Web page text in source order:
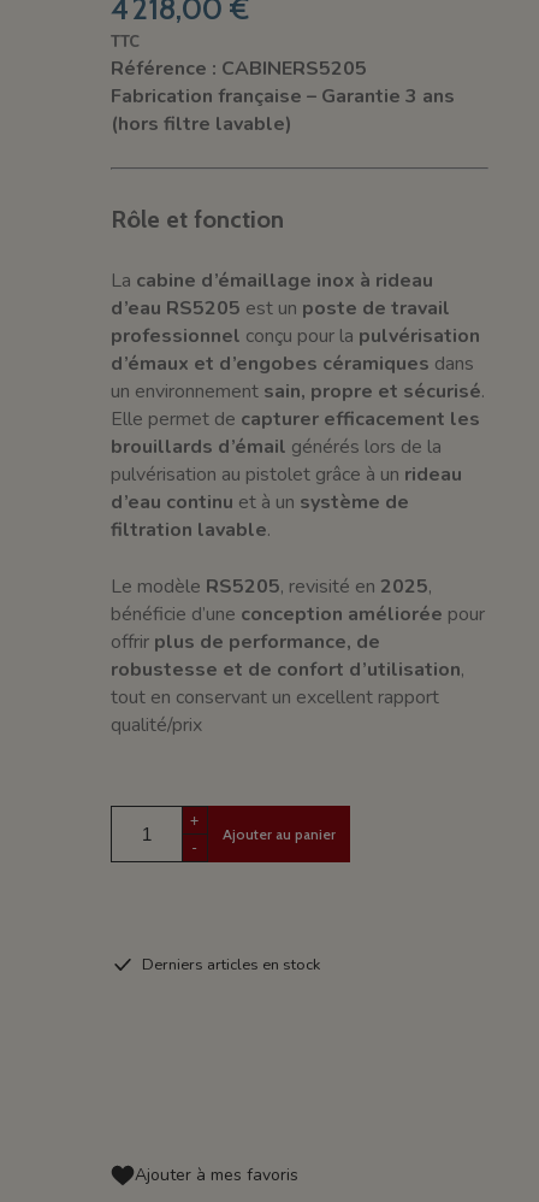
4 218,00 €
TTC
Référence : CABINERS5205
Fabrication française – Garantie 3 ans
(hors filtre lavable)
Rôle et fonction
La cabine d’émaillage inox à rideau
d’eau RS5205 est un poste de travail
professionnel conçu pour la pulvérisation
d’émaux et d’engobes céramiques dans
un environnement sain, propre et sécurisé.
Elle permet de capturer efficacement les
brouillards d’émail générés lors de la
pulvérisation au pistolet grâce à un rideau
d’eau continu et à un système de
filtration lavable.
Le modèle RS5205, revisité en 2025,
bénéficie d’une conception améliorée pour
offrir plus de performance, de
robustesse et de confort d’utilisation,
tout en conservant un excellent rapport
qualité/prix
+
-
Ajouter au panier
Derniers articles en stock
Ajouter à mes favoris